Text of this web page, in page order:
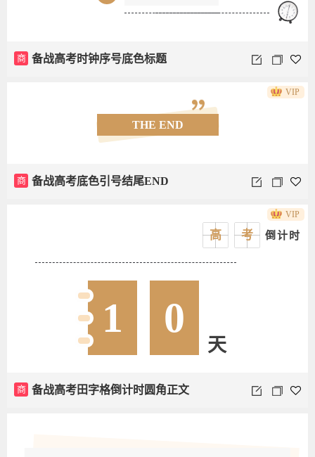
商 备战高考时钟序号底色标题
THE END
商 备战高考底色引号结尾END
VIP
高 考 倒计时
1 0
天
商 备战高考田字格倒计时圆角正文
VIP